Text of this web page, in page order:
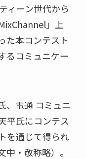
ィーン世代から
」上
た本コンテスト
るコミュニケー
、電通 コミュニ
平氏にコンテス
を通じて得られ
・敬称略）。